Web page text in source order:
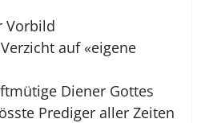
Vorbild
auf «eigene
Diener Gottes
Prediger aller Zeiten